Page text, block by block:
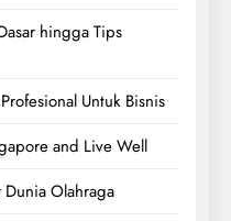
hingga Tips
Untuk Bisnis
and Live Well
Dunia Olahraga